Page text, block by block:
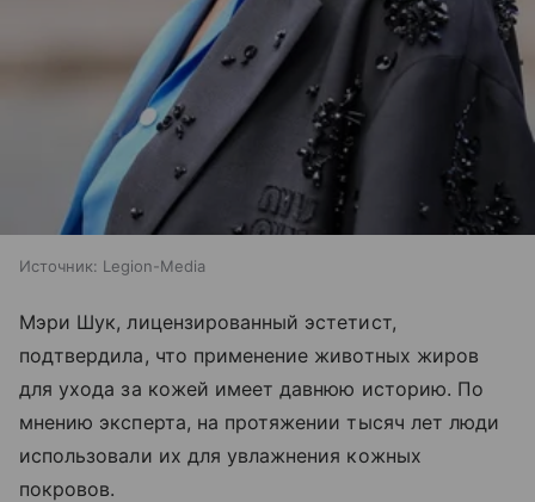
Источник: Legion-Media
Мэри Шук, лицензированный эстетист,
подтвердила, что применение животных жиров
для ухода за кожей имеет давнюю историю. По
мнению эксперта, на протяжении тысяч лет люди
использовали их для увлажнения кожных
покровов.